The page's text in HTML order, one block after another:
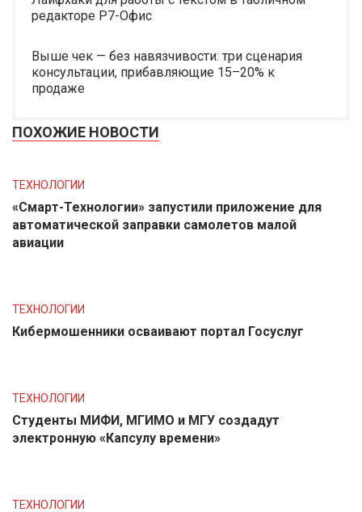
редакторе Р7-Офис
Выше чек — без навязчивости: три сценария
консультации, прибавляющие 15–20% к
продаже
ПОХОЖИЕ НОВОСТИ
ТЕХНОЛОГИИ
«Смарт-Технологии» запустили приложение для
автоматической заправки самолетов малой
авиации
ТЕХНОЛОГИИ
Кибермошенники осваивают портал Госуслуг
ТЕХНОЛОГИИ
Студенты МИФИ, МГИМО и МГУ создадут
электронную «Капсулу времени»
ТЕХНОЛОГИИ